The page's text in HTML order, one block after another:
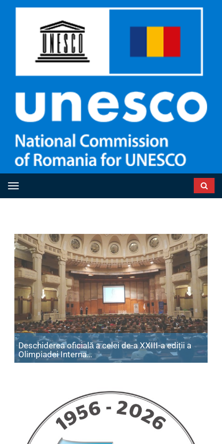
Toggle navigation
Deschiderea oficială a celei de-a XXIII-a ediții a
Olimpiadei Interna…Articol: Deschiderea oficială a